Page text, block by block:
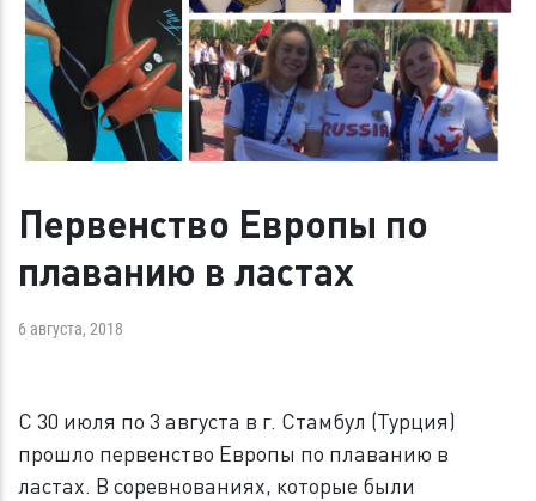
Первенство Европы по
плаванию в ластах
6 августа, 2018
С 30 июля по 3 августа в г. Стамбул (Турция)
прошло первенство Европы по плаванию в
ластах. В соревнованиях, которые были